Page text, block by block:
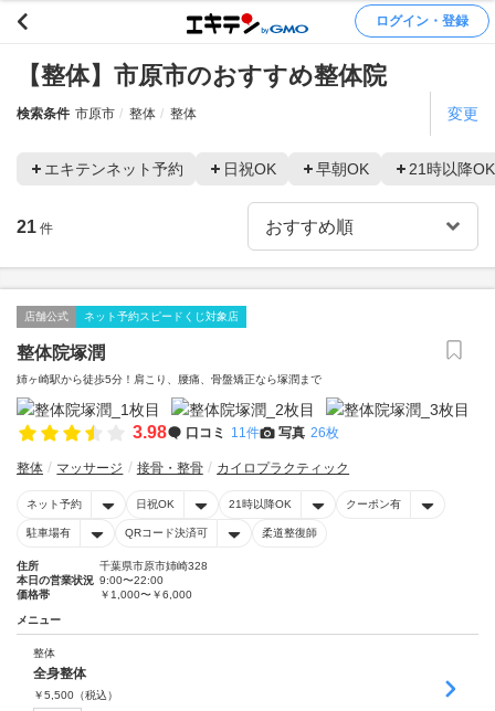
ログイン・登録
【整体】市原市のおすすめ整体院
検索条件 市原市 整体 整体 変更
エキテンネット予約 日祝OK 早朝OK 21時以降OK
21 件
店舗公式 ネット予約スピードくじ対象店
整体院塚潤
姉ヶ崎駅から徒歩5分！肩こり、腰痛、骨盤矯正なら塚潤まで
3.98 口コミ 11件 写真 26枚
整体 マッサージ 接骨・整骨 カイロプラクティック
ネット予約 日祝OK 21時以降OK クーポン有
駐車場有 QRコード決済可 柔道整復師
住所
千葉県市原市姉崎328
本日の営業状況 9:00〜22:00
価格帯
￥1,000〜￥6,000
メニュー
整体
全身整体
￥5,500 （税込）